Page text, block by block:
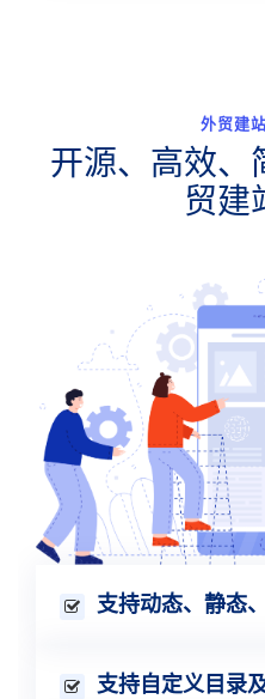
外贸建
开源、高效、
贸建
支持动态、静态
支持自定义目录